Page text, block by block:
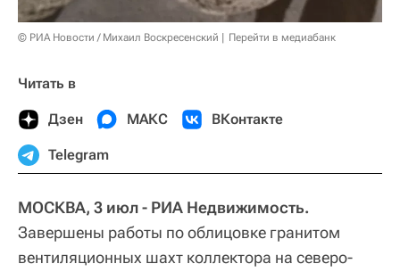
© РИА Новости / Михаил Воскресенский Перейти в медиабанк
Читать в
Дзен МАКС ВКонтакте
Telegram
МОСКВА, 3 июл - РИА Недвижимость.
Завершены работы по облицовке гранитом
вентиляционных шахт коллектора на северо-